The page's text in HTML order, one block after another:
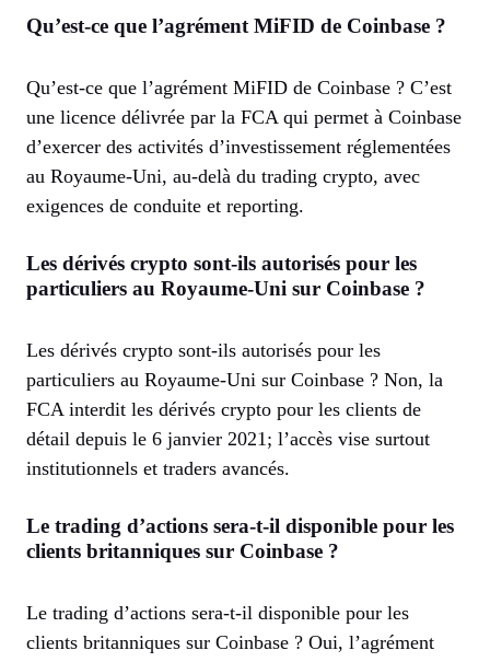
Qu’est-ce que l’agrément MiFID de Coinbase ?
Qu’est-ce que l’agrément MiFID de Coinbase ? C’est
une licence délivrée par la FCA qui permet à Coinbase
d’exercer des activités d’investissement réglementées
au Royaume-Uni, au-delà du trading crypto, avec
exigences de conduite et reporting.
Les dérivés crypto sont-ils autorisés pour les
particuliers au Royaume-Uni sur Coinbase ?
Les dérivés crypto sont-ils autorisés pour les
particuliers au Royaume-Uni sur Coinbase ? Non, la
FCA interdit les dérivés crypto pour les clients de
détail depuis le 6 janvier 2021; l’accès vise surtout
institutionnels et traders avancés.
Le trading d’actions sera-t-il disponible pour les
clients britanniques sur Coinbase ?
Le trading d’actions sera-t-il disponible pour les
clients britanniques sur Coinbase ? Oui, l’agrément